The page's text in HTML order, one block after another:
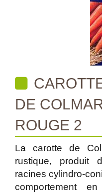
DE
ROUGE 2
La carotte de
rustique, produit
racines cylindro-
comportement